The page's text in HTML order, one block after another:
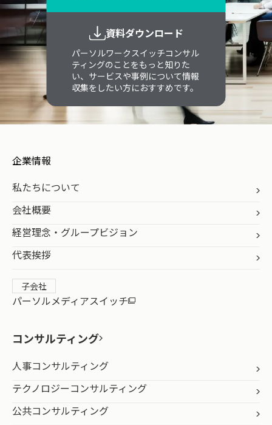
資料ダウンロード
パーソルワークスイッチコンサル
ティングのことをもっと知りた
い、サービスや事例について情報
収集をしたい方におすすめです。
企業情報
私たちについて
会社概要
経営理念・グループビジョン
代表挨拶
子会社
パーソルメディアスイッチ
コンサルティング
人事コンサルティング
テクノロジーコンサルティング
公共コンサルティング